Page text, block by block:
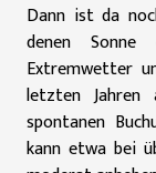
Dann ist da
denen Sonne
Extremwetter
letzten Jahren
spontanen
kann etwa bei